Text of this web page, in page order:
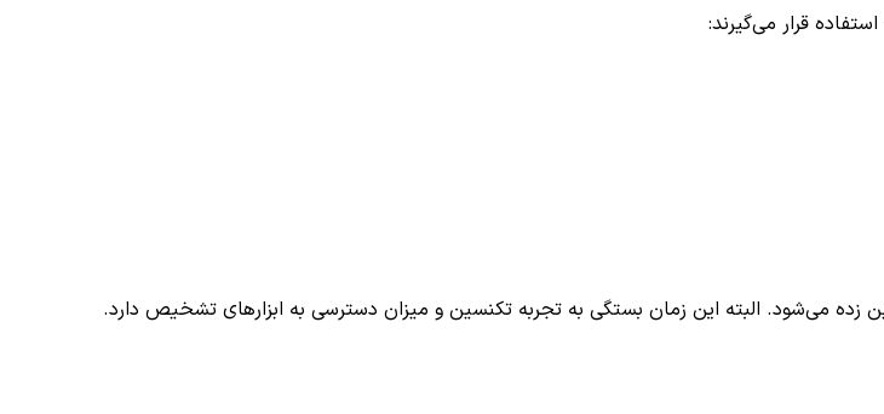
زده می‌شود. البته این زمان بستگی به تجربه تکنسین و میزان دسترسی به ابزارهای تشخیص دارد.